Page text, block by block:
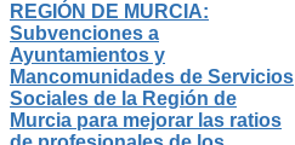
REGIÓN DE MURCIA:
Subvenciones a
Ayuntamientos y
Mancomunidades de Servicios
Sociales de la Región de
Murcia para mejorar las ratios